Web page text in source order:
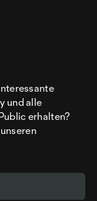
und alle
erhalten?